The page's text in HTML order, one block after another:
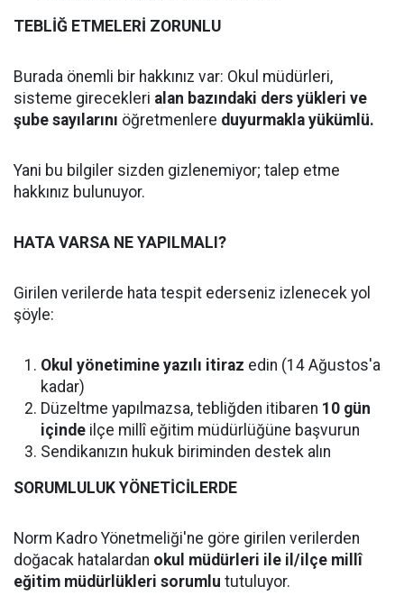
TEBLİĞ ETMELERİ ZORUNLU
Burada önemli bir hakkınız var: Okul müdürleri,
sisteme girecekleri alan bazındaki ders yükleri ve
şube sayılarını öğretmenlere duyurmakla yükümlü.
Yani bu bilgiler sizden gizlenemiyor; talep etme
hakkınız bulunuyor.
HATA VARSA NE YAPILMALI?
Girilen verilerde hata tespit ederseniz izlenecek yol
şöyle:
Okul yönetimine yazılı itiraz edin (14 Ağustos'a
kadar)
Düzeltme yapılmazsa, tebliğden itibaren 10 gün
içinde ilçe millî eğitim müdürlüğüne başvurun
Sendikanızın hukuk biriminden destek alın
SORUMLULUK YÖNETİCİLERDE
Norm Kadro Yönetmeliği'ne göre girilen verilerden
doğacak hatalardan okul müdürleri ile il/ilçe millî
eğitim müdürlükleri sorumlu tutuluyor.